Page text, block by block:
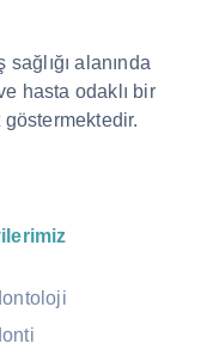
sağlığı alanında
hasta odaklı bir